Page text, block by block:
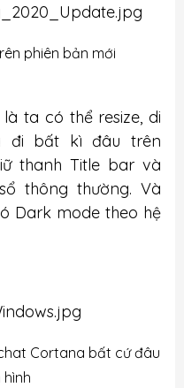
phiên bản mới
ta có thể resize, di
đi bất kì đâu trên
thanh Title bar và
thông thường. Và
Dark mode theo hệ
Cortana bất cứ đâu